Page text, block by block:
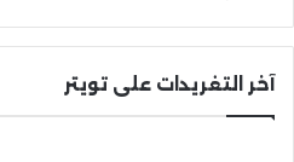
آخر التغريدات على تويتر